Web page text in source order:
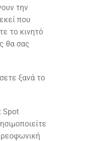
την
που
το κινητό
θα σας
ξανά το
Spot